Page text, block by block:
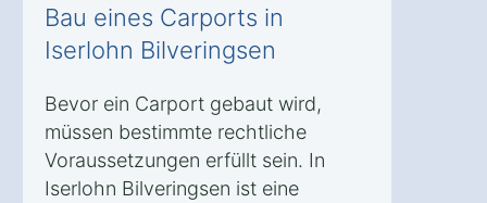
Bau eines Carports in
Iserlohn Bilveringsen
Bevor ein Carport gebaut wird,
müssen bestimmte rechtliche
Voraussetzungen erfüllt sein. In
Iserlohn Bilveringsen ist eine